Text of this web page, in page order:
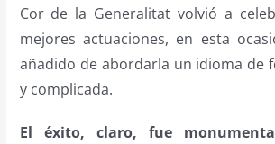
Cor de la Generalitat volvió a
mejores actuaciones, en esta
añadido de abordarla un idioma de
y complicada.
El éxito, claro, fue